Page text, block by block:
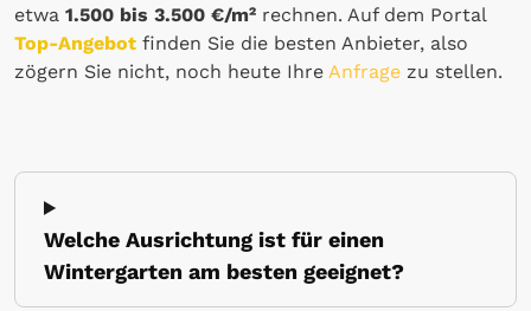
etwa 1.500 bis 3.500 €/m² rechnen. Auf dem Portal
Top-Angebot finden Sie die besten Anbieter, also
zögern Sie nicht, noch heute Ihre Anfrage zu stellen.
Welche Ausrichtung ist für einen
Wintergarten am besten geeignet?